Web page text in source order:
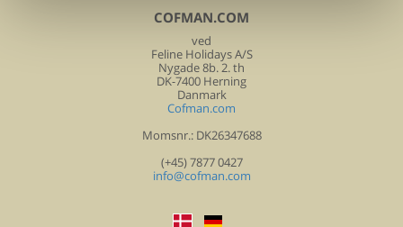
COFMAN.COM
ved
Feline Holidays A/S
Nygade 8b. 2. th
DK-7400 Herning
Danmark
Cofman.com
Momsnr.: DK26347688
(+45) 7877 0427
info@cofman.com